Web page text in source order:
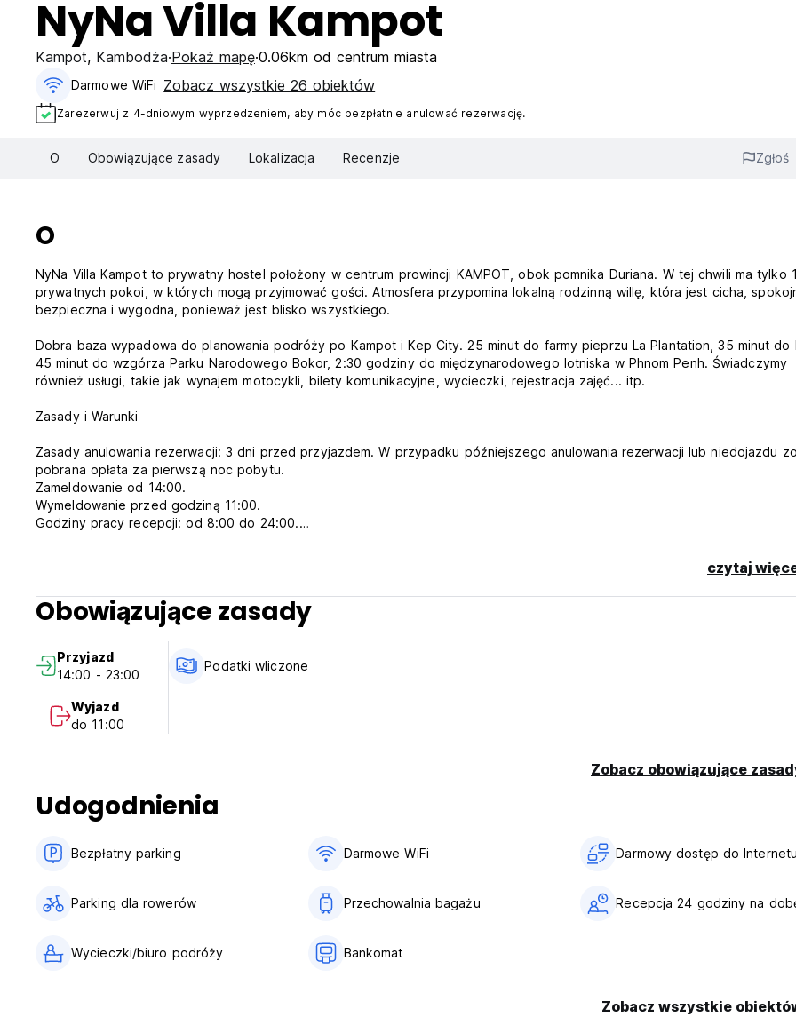
NyNa Villa Kampot
Kampot, Kambodża Pokaż mapę 0.06km od centrum miasta
Darmowe WiFi Zobacz wszystkie 26 obiektów
Zarezerwuj z 4-dniowym wyprzedzeniem, aby móc bezpłatnie anulować rezerwację.
O Obowiązujące zasady Lokalizacja Recenzje Zgłoś
O
NyNa Villa Kampot to prywatny hostel położony w centrum prowincji KAMPOT, obok pomnika Duriana. W tej chwili ma tylko
prywatnych pokoi, w których mogą przyjmować gości. Atmosfera przypomina lokalną rodzinną willę, która jest cicha,
bezpieczna i wygodna, ponieważ jest blisko wszystkiego.
Dobra baza wypadowa do planowania podróży po Kampot i Kep City. 25 minut do farmy pieprzu La Plantation, 35 minut do
45 minut do wzgórza Parku Narodowego Bokor, 2:30 godziny do międzynarodowego lotniska w Phnom Penh. Świadczymy
również usługi, takie jak wynajem motocykli, bilety komunikacyjne, wycieczki, rejestracja zajęć... itp.
Zasady i Warunki
Zasady anulowania rezerwacji: 3 dni przed przyjazdem. W przypadku późniejszego anulowania rezerwacji lub niedojazdu
pobrana opłata za pierwszą noc pobytu.
Zameldowanie od 14:00.
Wymeldowanie przed godziną 11:00.
Godziny pracy recepcji: od 8:00 do 24:00.
Godzina policyjna rozpoczyna się od godziny 22:00 do godziny 7:00 następnego dnia.
Przyjazne dzieciom tylko w przypadku rezerwacji pokoi prywatnych i przebywania z opiekunem.
Zakaz palenia z wyjątkiem wyznaczonych miejsc.
czytaj
Obowiązujące zasady
Przyjazd
14:00 - 23:00
Wyjazd
do 11:00
Podatki wliczone
Zobacz obowiązujące
Udogodnienia
Bezpłatny parking Darmowe WiFi Darmowy dostęp do Internetu
Parking dla rowerów Przechowalnia bagażu Recepcja 24 godziny na
Wycieczki/biuro podróży Bankomat
Zobacz wszystkie